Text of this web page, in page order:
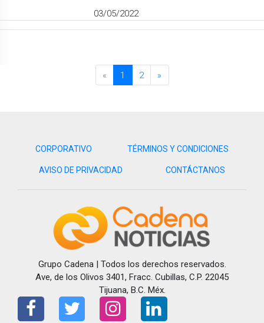
03/05/2022
« 1 2 »
CORPORATIVO TÉRMINOS Y CONDICIONES
AVISO DE PRIVACIDAD CONTÁCTANOS
Grupo Cadena | Todos los derechos reservados.
Ave, de los Olivos 3401, Fracc. Cubillas, C.P. 22045
Tijuana, B.C. Méx.